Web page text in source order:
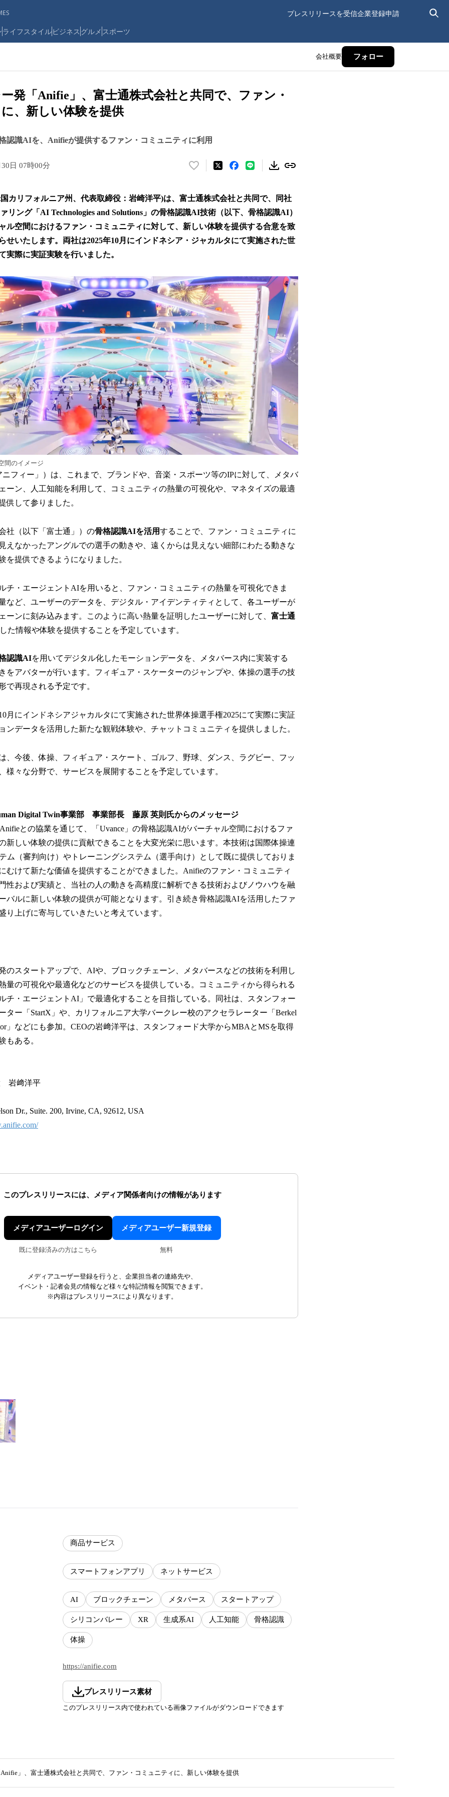
プレスリリースを受信企業登録申請
ライフスタイルビジネス グルメ スポーツ
会社概要 フォロー
発「Anifie」、富士通株式会社と共同で、ファン・
、新しい体験を提供
認識AIを、Anifieが提供するファン・コミュニティに利用
日 07時00分
い
！
数
を
読
み
中
で
す
カリフォルニア州、代表取締役：岩崎洋平)は、富士通株式会社と共同で、同社
リング「AI Technologies and Solutions」の骨格認識AI技術（以下、骨格認識AI）
ル空間におけるファン・コミュニティに対して、新しい体験を提供する合意を致
せいたします。両社は2025年10月にインドネシア・ジャカルタにて実施された世
実際に実証実験を行いました。
間のイメージ
ニフィー」）は、これまで、ブランドや、音楽・スポーツ等のIPに対して、メタバ
ーン、人工知能を利用して、コミュニティの熱量の可視化や、マネタイズの最適
供して参りました。
社（以下「富士通」）の骨格認識AIを活用することで、ファン・コミュニティに
えなかったアングルでの選手の動きや、遠くからは見えない細部にわたる動きな
を提供できるようになりました。
チ・エージェントAIを用いると、ファン・コミュニティの熱量を可視化できま
など、ユーザーのデータを、デジタル・アイデンティティとして、各ユーザーが
ーンに刻み込みます。このように高い熱量を証明したユーザーに対して、 富士通
た情報や体験を提供することを予定しています。
認識AIを用いてデジタル化したモーションデータを、メタバース内に実装する
をアバターが行います。フィギュア・スケーターのジャンプや、体操の選手の技
で再現される予定です。
月にインドネシアジャカルタにて実施された世界体操選手権2025にて実際に実証
ンデータを活用した新たな観戦体験や、チャットコミュニティを提供しました。
、今後、体操、フィギュア・スケート、ゴルフ、野球、ダンス、ラグビー、フッ
様々な分野で、サービスを展開することを予定しています。
Digital Twin事業部 事業部長 藤原 英則氏からのメッセージ
Anifieとの協業を通じて、「Uvance」の骨格認識AIがバーチャル空間におけるファ
新しい体験の提供に貢献できることを大変光栄に思います。本技術は国際体操連
ム（審判向け）やトレーニングシステム（選手向け）として既に提供しておりま
むけて新たな価値を提供することができました。Anifieのファン・コミュニティ
性および実績と、当社の人の動きを高精度に解析できる技術およびノウハウを融
バルに新しい体験の提供が可能となります。引き続き骨格認識AIを活用したファ
り上げに寄与していきたいと考えています。
のスタートアップで、AIや、ブロックチェーン、メタバースなどの技術を利用し
量の可視化や最適化などのサービスを提供している。コミュニティから得られる
チ・エージェントAI」で最適化することを目指している。同社は、スタンフォー
ター「StartX」や、カリフォルニア大学バークレー校のアクセラレーター「Berkel
」などにも参加。CEOの岩﨑洋平は、スタンフォード大学からMBAとMSを取得
もある。
岩﨑洋平
Dr., Suite. 200, Irvine, CA, 92612, USA
このプレスリリースには、 メディア関係者向けの情報があります
メディアユーザーログイン
既に登録済みの方はこちら
メディアユーザー新規登録
無料
メディアユーザー登録を行うと、企業担当者の連絡先や、
イベント・記者会見の情報など様々な特記情報を閲覧できます。
※内容はプレスリリースにより異なります。
商品サービス
スマートフォンアプリ ネットサービス
AI ブロックチェーン メタバース スタートアップ
シリコンバレー XR 生成系AI 人工知能 骨格認識
体操
https://anifie.com
プレスリリース素材
このプレスリリース内で使われている画像ファイルがダウンロードできます
」、富士通株式会社と共同で、ファン・コミュニティに、新しい体験を提供